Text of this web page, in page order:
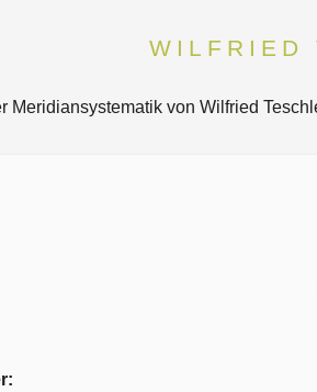
WILFRIED